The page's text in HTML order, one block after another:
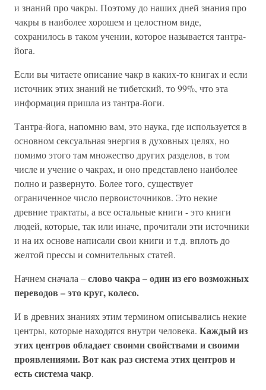
и знаний про чакры. Поэтому до наших дней знания про
чакры в наиболее хорошем и целостном виде,
сохранилось в таком учении, которое называется тантра-
йога.
Если вы читаете описание чакр в каких-то книгах и если
источник этих знаний не тибетский, то 99%, что эта
информация пришла из тантра-йоги.
Тантра-йога, напомню вам, это наука, где используется в
основном сексуальная энергия в духовных целях, но
помимо этого там множество других разделов, в том
числе и учение о чакрах, и оно представлено наиболее
полно и развернуто. Более того, существует
ограниченное число первоисточников. Это некие
древние трактаты, а все остальные книги - это книги
людей, которые, так или иначе, прочитали эти источники
и на их основе написали свои книги и т.д. вплоть до
желтой прессы и сомнительных статей.
Начнем сначала –слово чакра – один из его возможных
переводов – это круг, колесо.
И в древних знаниях этим термином описывались некие
центры, которые находятся внутри человека. Каждый из
этих центров обладает своими свойствами и своими
проявлениями. Вот как раз система этих центров и
есть система чакр.